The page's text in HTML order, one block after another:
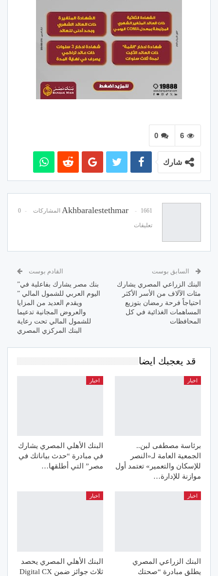
0 6
شارك
Akhbaralestethmar 1661 المشاركات 0
تعليقات
السابق بوست
البنك الزراعي المصري يشارك
مئات الآلاف من الأسر الأكثر
احتياجاً فرحة رمضان بتوزيع
المساهمات الغذائية في كل
المحافظات
القادم بوست
بنك مصر يشارك بفاعلية في”
اليوم العربي للشمول المالي ”
ويقدم العديد من المزايا
والعروض المجانية تدعيما
للشمول المالي تحت رعاية
البنك المركزي المصري
قد يعجبك ايضا
اخبار
برئاسة مصطفى لبن..
الجمعية العامة لـ«النصر
للإسكان والتعمير» تعتمد أول
موازنة للإدارة…
اخبار
البنك الأهلي المصري يشارك
في مبادرة “حدث بياناتك في
مصر” التي أطلقها…
اخبار
البنك الزراعي المصري
يطلق مبادرة “صحتك
اخبار
البنك الأهلي المصري يحصد
ثلاث جوائز ضمن Digital CX